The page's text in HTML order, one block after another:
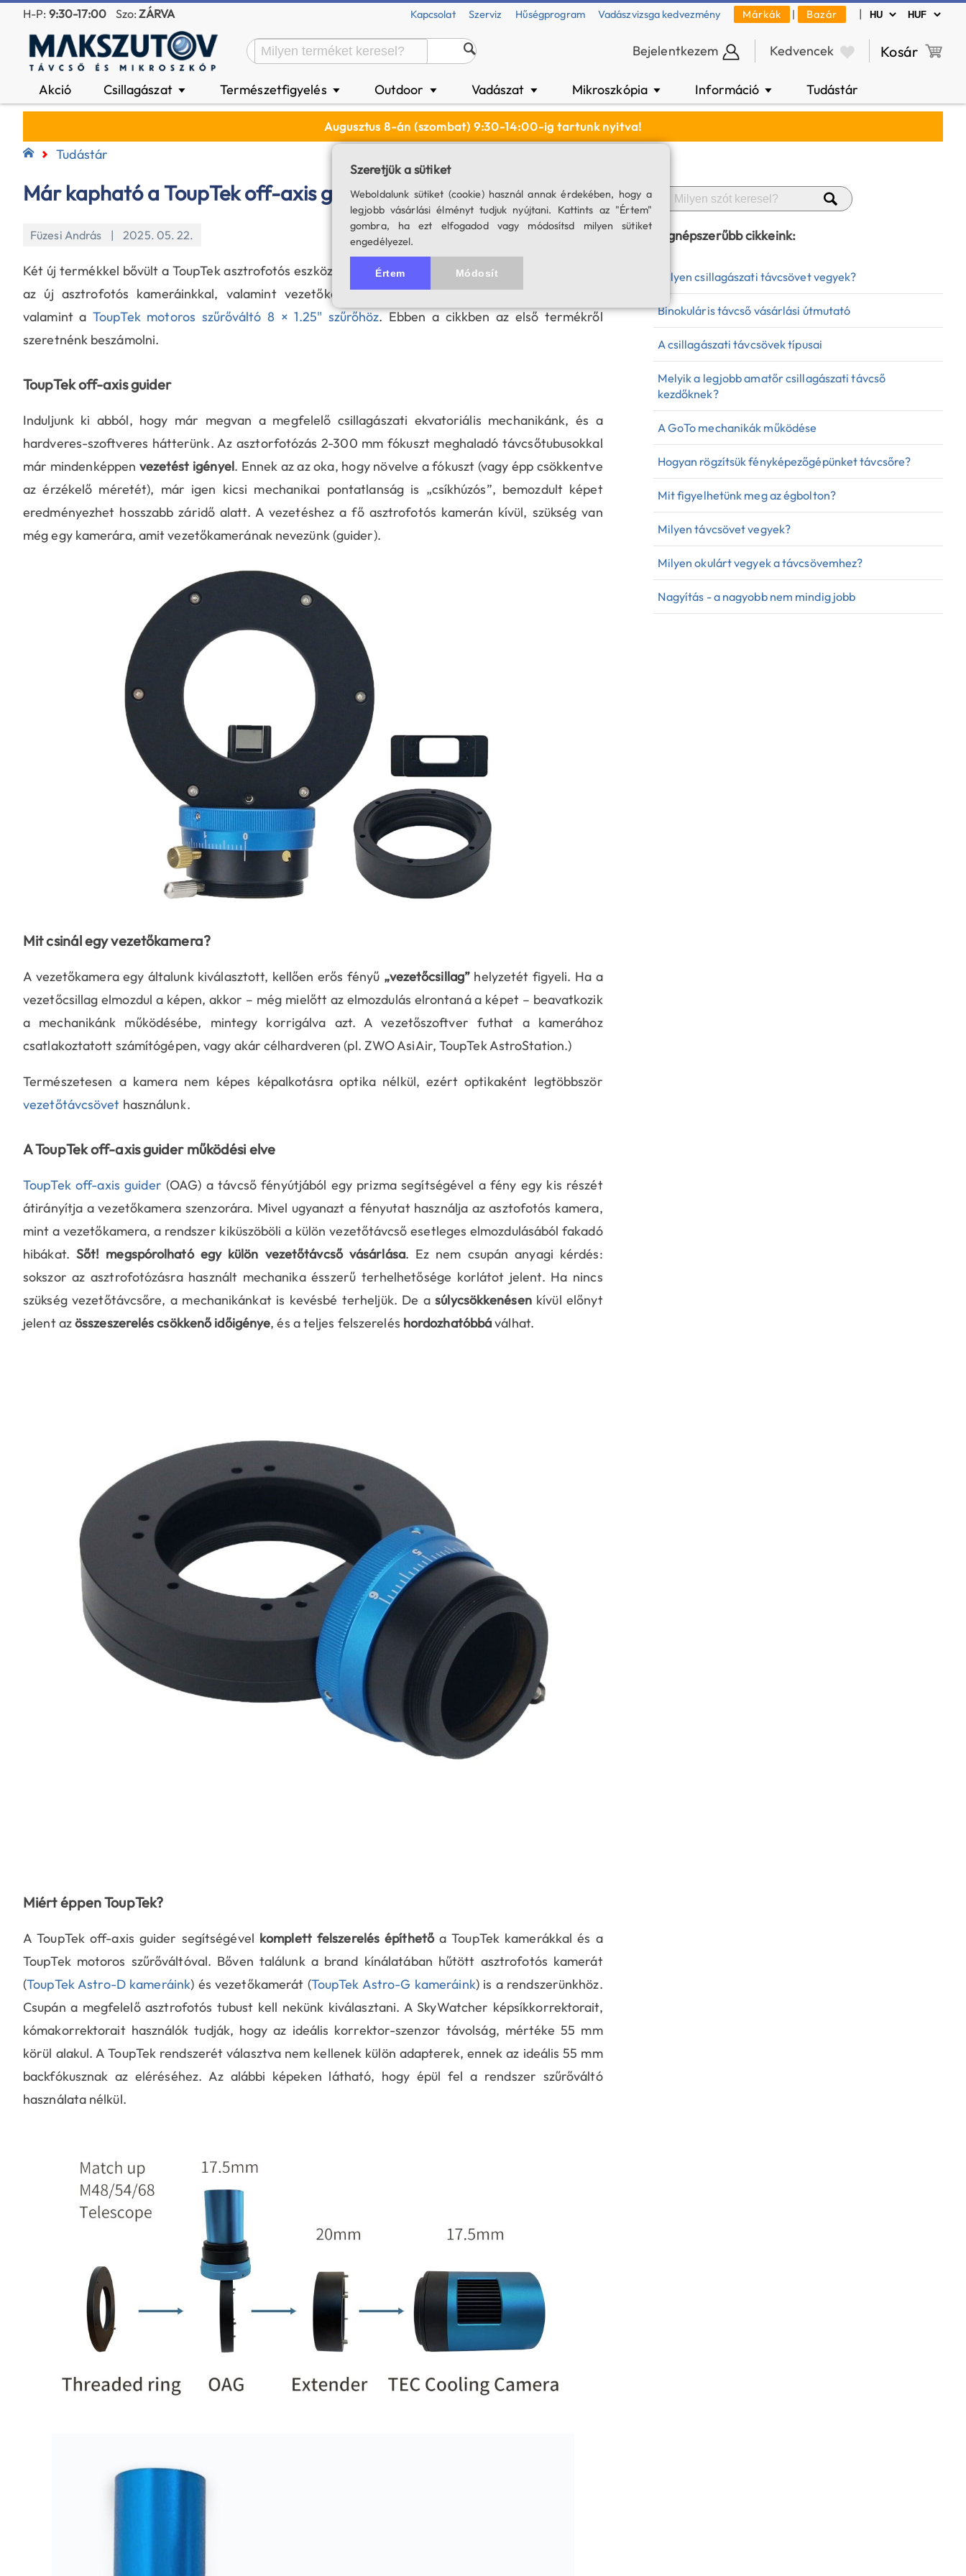
H-P: 9:30-17:00 Szo:ZÁRVA Kapcsolat Szerviz Hűségprogram Vadászvizsga kedvezmény Márkák | Bazár |
Bejelentkezem Kedvencek Kosár
Akció Csillagászat ▼ Természetfigyelés ▼ Outdoor ▼ Vadászat ▼ Mikroszkópia ▼ Információ ▼ Tudástár
Augusztus 8-án (szombat) 9:30-14:00-ig tartunk nyitva!
Tudástár
Már kapható a ToupTek off-axis guider!
Füzesi András | 2025. 05. 22.
Két új termékkel bővült a ToupTek asztrofotós eszközparkunk, melyek egy közös rendszert alkotnak
az új asztrofotós kameráinkkal, valamint vezetőkamerákkal. Ezek aToupTek off-axis guider
valamint aToupTek motoros szűrőváltó 8 × 1.25″ szűrőhöz. Ebben a cikkben az első termékről
szeretnénk beszámolni.
ToupTek off-axis guider
Induljunk ki abból, hogy már megvan a megfelelő csillagászati ekvatoriális mechanikánk, és a
hardveres-szoftveres hátterünk. Az asztorfotózás 2-300 mm fókuszt meghaladó távcsőtubusokkal
már mindenképpen vezetést igényel. Ennek az az oka, hogy növelve a fókuszt (vagy épp csökkentve
az érzékelő méretét), már igen kicsi mechanikai pontatlanság is „csíkhúzós”, bemozdult képet
eredményezhet hosszabb záridő alatt. A vezetéshez a fő asztrofotós kamerán kívül, szükség van
még egy kamerára, amit vezetőkamerának nevezünk (guider).
Mit csinál egy vezetőkamera?
A vezetőkamera egy általunk kiválasztott, kellően erős fényű „vezetőcsillag” helyzetét figyeli. Ha a
vezetőcsillag elmozdul a képen, akkor – még mielőtt az elmozdulás elrontaná a képet – beavatkozik
a mechanikánk működésébe, mintegy korrigálva azt. A vezetőszoftver futhat a kamerához
csatlakoztatott számítógépen, vagy akár célhardveren (pl. ZWO AsiAir, ToupTek AstroStation.)
Természetesen a kamera nem képes képalkotásra optika nélkül, ezért optikaként legtöbbször
vezetőtávcsövet használunk.
A ToupTek off-axis guider működési elve
ToupTek off-axis guider (OAG) a távcső fényútjából egy prizma segítségével a fény egy kis részét
átirányítja a vezetőkamera szenzorára. Mivel ugyanazt a fényutat használja az asztofotós kamera,
mint a vezetőkamera, a rendszer kiküszöböli a külön vezetőtávcső esetleges elmozdulásából fakadó
hibákat. Sőt! megspórolható egy külön vezetőtávcső vásárlása. Ez nem csupán anyagi kérdés:
sokszor az asztrofotózásra használt mechanika ésszerű terhelhetősége korlátot jelent. Ha nincs
szükség vezetőtávcsőre, a mechanikánkat is kevésbé terheljük. De asúlycsökkenésenkívül előnyt
jelent azösszeszerelés csökkenő időigénye, és a teljes felszerelés hordozhatóbbáválhat.
Miért éppen ToupTek?
A ToupTek off-axis guider segítségével komplett felszerelés építhetőa ToupTek kamerákkal és a
ToupTek motoros szűrőváltóval. Bőven találunk a brand kínálatában hűtött asztrofotós kamerát
(ToupTek Astro-D kameráink) és vezetőkamerát (ToupTek Astro-G kameráink) is a rendszerünkhöz.
Csupán a megfelelő asztrofotós tubust kell nekünk kiválasztani. A SkyWatcher képsíkkorrektorait,
kómakorrektorait használók tudják, hogy az ideális korrektor-szenzor távolság, mértéke 55 mm
körül alakul. A ToupTek rendszerét választva nem kellenek külön adapterek, ennek az ideális 55 mm
backfókusznak az eléréséhez. Az alábbi képeken látható, hogy épül fel a rendszer szűrőváltó
használata nélkül.
Legnépszerűbb cikkeink:
Milyen csillagászati távcsövet vegyek?
Binokuláris távcső vásárlási útmutató
A csillagászati távcsövek típusai
Melyik a legjobb amatőr csillagászati távcső
kezdőknek?
A GoTo mechanikák működése
Hogyan rögzítsük fényképezőgépünket távcsőre?
Mit figyelhetünk meg az égbolton?
Milyen távcsövet vegyek?
Milyen okulárt vegyek a távcsövemhez?
Nagyítás - a nagyobb nem mindig jobb
Szeretjük a sütiket
Weboldalunk sütiket (cookie) használ annak érdekében, hogy a
legjobb vásárlási élményt tudjuk nyújtani. Kattints az "Értem"
gombra, ha ezt elfogadod vagy módosítsd milyen sütiket
engedélyezel.
Értem Módosít